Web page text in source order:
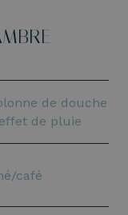
de douche
de pluie
café